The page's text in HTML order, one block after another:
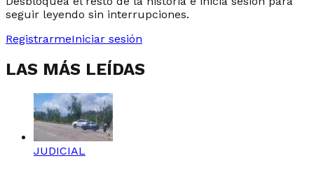
seguir leyendo sin interrupciones.
RegistrarmeIniciar sesión
LAS MÁS LEÍDAS
JUDICIAL